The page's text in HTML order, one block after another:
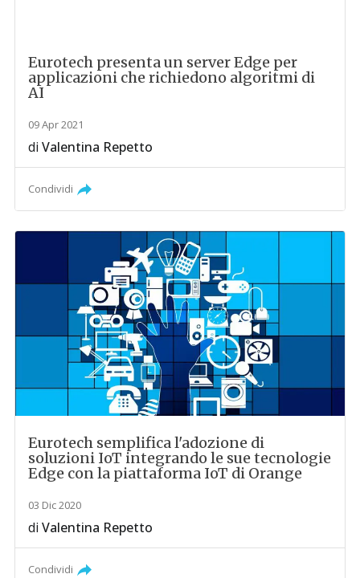
Eurotech presenta un server Edge per
applicazioni che richiedono algoritmi di
AI
09 Apr 2021
diValentina Repetto
Condividi
Eurotech semplifica l'adozione di
soluzioni IoT integrando le sue tecnologie
Edge con la piattaforma IoT di Orange
03 Dic 2020
diValentina Repetto
Condividi